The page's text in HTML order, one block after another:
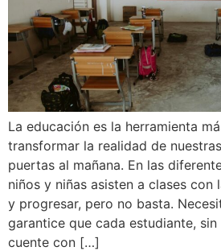
La educación es la herramienta
transformar la realidad de
puertas al mañana. En las
niños y niñas asisten a clases con
y progresar, pero no basta.
garantice que cada estudiante,
cuente con […]